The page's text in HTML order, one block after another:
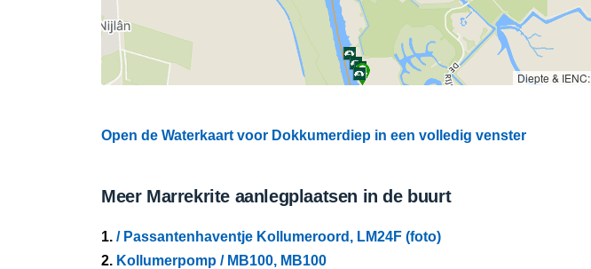
Diepte & IENC:
Open de Waterkaart voor Dokkumerdiep in een volledig venster
Meer Marrekrite aanlegplaatsen in de buurt
1. / Passantenhaventje Kollumeroord, LM24F (foto)
2. Kollumerpomp / MB100, MB100